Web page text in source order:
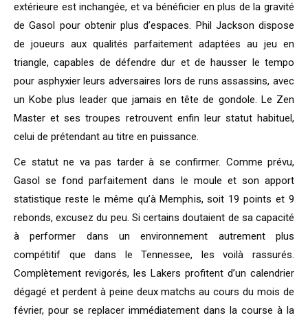
extérieure est inchangée, et va bénéficier en plus de la gravité
de Gasol pour obtenir plus d’espaces. Phil Jackson dispose
de joueurs aux qualités parfaitement adaptées au jeu en
triangle, capables de défendre dur et de hausser le tempo
pour asphyxier leurs adversaires lors de runs assassins, avec
un Kobe plus leader que jamais en tête de gondole. Le Zen
Master et ses troupes retrouvent enfin leur statut habituel,
celui de prétendant au titre en puissance.
Ce statut ne va pas tarder à se confirmer. Comme prévu,
Gasol se fond parfaitement dans le moule et son apport
statistique reste le même qu’à Memphis, soit 19 points et 9
rebonds, excusez du peu. Si certains doutaient de sa capacité
à performer dans un environnement autrement plus
compétitif que dans le Tennessee, les voilà rassurés.
Complètement revigorés, les Lakers profitent d’un calendrier
dégagé et perdent à peine deux matchs au cours du mois de
février, pour se replacer immédiatement dans la course à la